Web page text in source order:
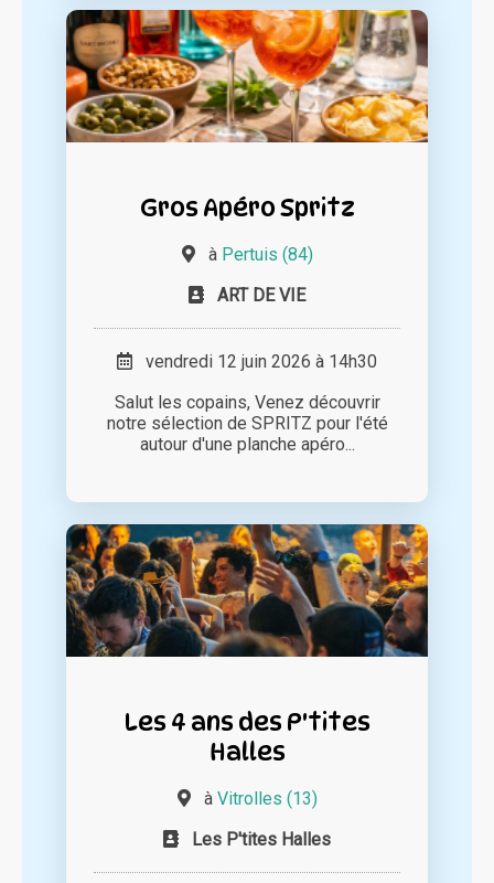
Gros Apéro Spritz
à Pertuis (84)
ART DE VIE
vendredi 12 juin 2026 à 14h30
Salut les copains, Venez découvrir
notre sélection de SPRITZ pour l'été
autour d'une planche apéro...
Les 4 ans des P'tites
Halles
à Vitrolles (13)
Les P'tites Halles